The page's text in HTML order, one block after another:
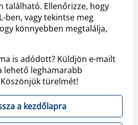
található. Ellenőrizze, hogy
ben, vagy tekintse meg
könnyebben megtalálja,
is adódott? Küldjön e-mailt
lehető leghamarabb
türelmét!
a kezdőlapra